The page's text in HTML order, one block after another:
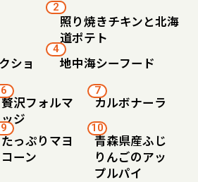
2
照り焼きチキンと北海
道ポテト
ショ
4
地中海シーフード
6
贅沢フォルマ
ッジ
7
カルボナーラ
9
たっぷりマヨ
コーン
10
青森県産ふじ
りんごのアッ
プルパイ